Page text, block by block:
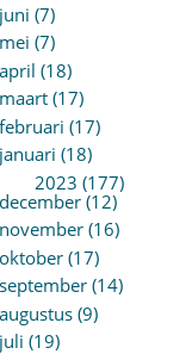
juni (7)
mei (7)
april (18)
maart (17)
februari (17)
januari (18)
2023 (177)
december (12)
november (16)
oktober (17)
september (14)
augustus (9)
juli (19)